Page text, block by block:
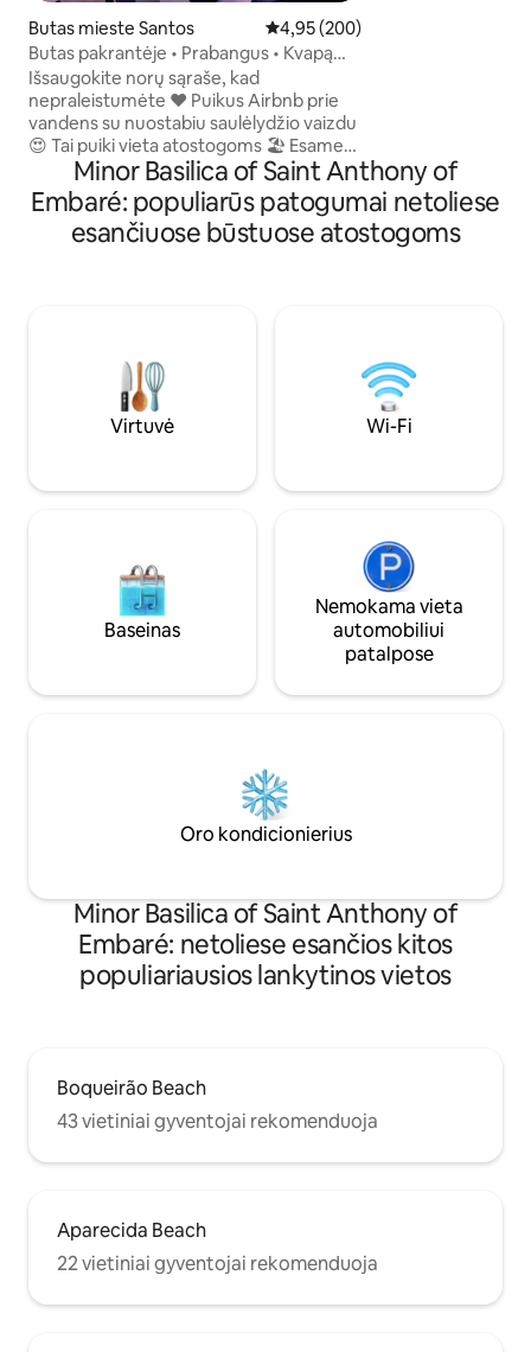
Butas mieste Santos Vidutinis įvertinimas: 4,95 iš 5,
4,95 (200)
Butas pakrantėje • Prabangus • Kvapą
gniaužiantis vaizdas į jūrą!
Išsaugokite norų sąraše, kad
nepraleistumėte ❤️ Puikus Airbnb prie
vandens su nuostabiu saulėlydžio vaizdu
😍 Tai puiki vieta atostogoms 🏖️ Esame
geriausioje ir aukščiausioje pakrantės
vietoje! 2 šildomi baseinai, Poilsio
kambarys su pusryčiais savaitgaliais,
Sporto salė, 2 pirtys, Sūkurinė vonia,
saulėlydžio ir kalnų vaizdą.
valgomasis stalas
tai pasako, ar
tiek laiko?
Minor Basilica of Saint Anthony of
Embaré: populiarūs patogumai netoliese
esančiuose būstuose atostogoms
Virtuvė Wi-Fi
Baseinas
Nemokama vieta
automobiliui
patalpose
Oro kondicionierius
Minor Basilica of Saint Anthony of
Embaré: netoliese esančios kitos
populiariausios lankytinos vietos
Boqueirão Beach
43 vietiniai gyventojai rekomenduoja
Aparecida Beach
22 vietiniai gyventojai rekomenduoja